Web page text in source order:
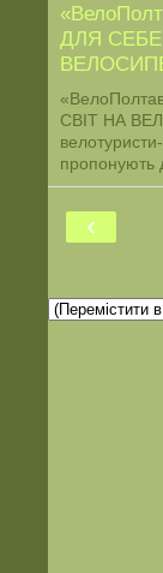
ДЛЯ
СВІТ НА
пропонують
‹